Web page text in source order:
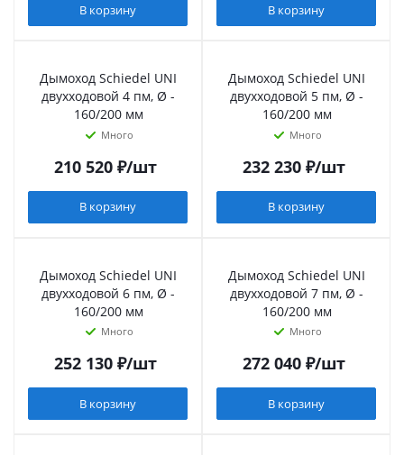
В корзину В корзину
Дымоход Schiedel UNI
двухходовой 4 пм, Ø -
160/200 мм
Много
210 520₽/шт
В корзину
Дымоход Schiedel UNI
двухходовой 5 пм, Ø -
160/200 мм
Много
232 230₽/шт
В корзину
Дымоход Schiedel UNI
двухходовой 6 пм, Ø -
160/200 мм
Много
252 130₽/шт
В корзину
Дымоход Schiedel UNI
двухходовой 7 пм, Ø -
160/200 мм
Много
272 040₽/шт
В корзину